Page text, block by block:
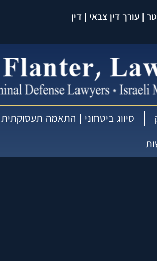
| עורך דין צבאי | דין
סיווג ביטחוני | התאמה תעסוקתית